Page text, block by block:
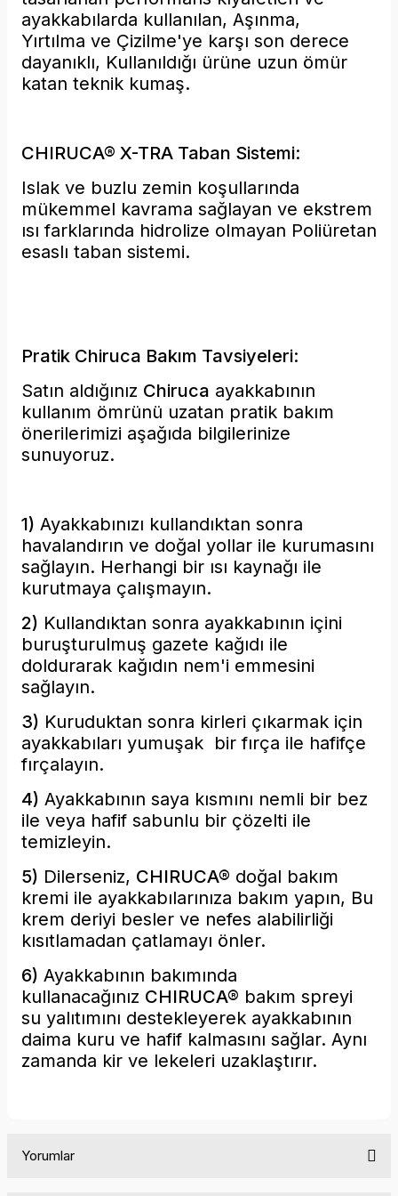
ayakkabılarda kullanılan, Aşınma,
Yırtılma ve Çizilme'ye karşı son derece
dayanıklı, Kullanıldığı ürüne uzun ömür
katan teknik kumaş.
CHIRUCA® X-TRA Taban Sistemi:
Islak ve buzlu zemin koşullarında
mükemmel kavrama sağlayan ve ekstrem
ısı farklarında hidrolize olmayan Poliüretan
esaslı taban sistemi.
Pratik Chiruca Bakım Tavsiyeleri:
Satın aldığınız Chiruca ayakkabının
kullanım ömrünü uzatan pratik bakım
önerilerimizi aşağıda bilgilerinize
sunuyoruz.
1) Ayakkabınızı kullandıktan sonra
havalandırın ve doğal yollar ile kurumasını
sağlayın. Herhangi bir ısı kaynağı ile
kurutmaya çalışmayın.
2) Kullandıktan sonra ayakkabının içini
buruşturulmuş gazete kağıdı ile
doldurarak kağıdın nem'i emmesini
sağlayın.
3) Kuruduktan sonra kirleri çıkarmak için
ayakkabıları yumuşak bir fırça ile hafifçe
fırçalayın.
4) Ayakkabının saya kısmını nemli bir bez
ile veya hafif sabunlu bir çözelti ile
temizleyin.
5) Dilerseniz, CHIRUCA® doğal bakım
kremi ile ayakkabılarınıza bakım yapın, Bu
krem deriyi besler ve nefes alabilirliği
kısıtlamadan çatlamayı önler.
6) Ayakkabının bakımında
kullanacağınız CHIRUCA® bakım spreyi
su yalıtımını destekleyerek ayakkabının
daima kuru ve hafif kalmasını sağlar. Aynı
zamanda kir ve lekeleri uzaklaştırır.
Yorumlar